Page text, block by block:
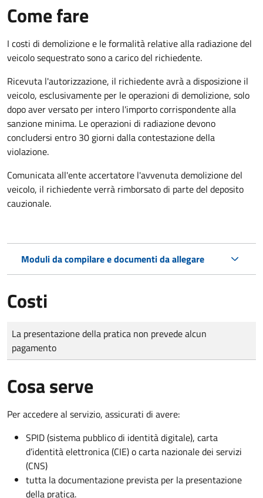
Come fare
I costi di demolizione e le formalità relative alla radiazione del
veicolo sequestrato sono a carico del richiedente.
Ricevuta l'autorizzazione, il richiedente avrà a disposizione il
veicolo, esclusivamente per le operazioni di demolizione, solo
dopo aver versato per intero l'importo corrispondente alla
sanzione minima. Le operazioni di radiazione devono
concludersi entro 30 giorni dalla contestazione della
violazione.
Comunicata all'ente accertatore l'avvenuta demolizione del
veicolo, il richiedente verrà rimborsato di parte del deposito
cauzionale.
Moduli da compilare e documenti da allegare
Costi
Tipo di pagamento
Importo
La presentazione della pratica non prevede alcun
pagamento
Cosa serve
Per accedere al servizio, assicurati di avere:
SPID (sistema pubblico di identità digitale), carta
d’identità elettronica (CIE) o carta nazionale dei servizi
(CNS)
tutta la documentazione prevista per la presentazione
della pratica.